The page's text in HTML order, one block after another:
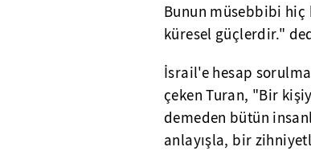
Bunun müsebbibi
küresel güçlerdir."
İsrail'e hesap
çeken Turan, "Bir
demeden bütün
anlayışla, bir